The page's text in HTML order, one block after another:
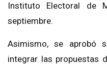
Instituto Electoral de
septiembre.
Asimismo, se aprobó
integrar las propuestas